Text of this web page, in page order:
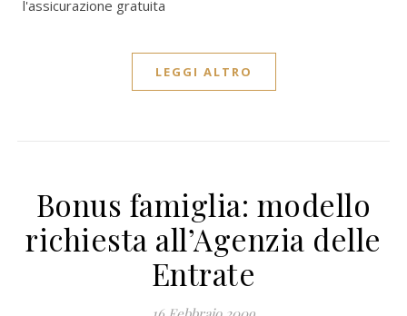
l'assicurazione gratuita
LEGGI ALTRO
Bonus famiglia: modello
richiesta all’Agenzia delle
Entrate